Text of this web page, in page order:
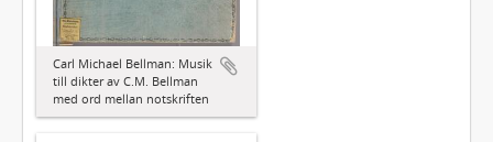
Carl Michael Bellman: Musik
till dikter av C.M. Bellman
med ord mellan notskriften